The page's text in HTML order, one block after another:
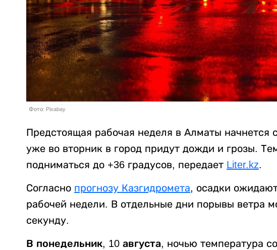
Фото: Pixabay
Предстоящая рабочая неделя в Алматы начнется
уже во вторник в город придут дожди и грозы.
подниматься до +36 градусов, передает Liter.kz.
Согласно прогнозу Казгидромета, осадки
рабочей недели. В отдельные дни порывы ветра
секунду.
В понедельник, 10 августа, ночью температура